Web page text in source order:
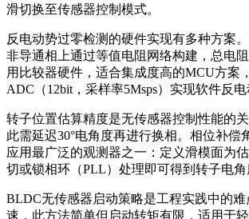
滑切换至传感器控制模式。
反电动势过零检测的硬件实现有多种方案
非导通相上通过等值电阻网络构建，总电
用比较器硬件，适合集成度高的MCU方案
ADC（12bit，采样率5Msps）实现软件反
转子位置估算精度是无传感器控制性能的
此需延迟30°电角度再进行换相。相位补偿
应用最广泛的观测器之一：定义滑模面为
切或锁相环（PLL）处理即可得到转子电
BLDC无传感器启动策略是工程实践中的
速，此方法简单但启动转矩有限，适用于